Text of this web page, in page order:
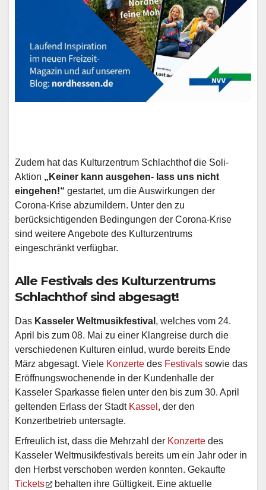
Zudem hat das Kulturzentrum Schlachthof die Soli-
Aktion „Keiner kann ausgehen- lass uns nicht
eingehen!“ gestartet, um die Auswirkungen der
Corona-Krise abzumildern. Unter den zu
berücksichtigenden Bedingungen der Corona-Krise
sind weitere Angebote des Kulturzentrums
eingeschränkt verfügbar.
Alle Festivals des Kulturzentrums
Schlachthof sind abgesagt!
Das Kasseler Weltmusikfestival , welches vom 24.
April bis zum 08. Mai zu einer Klangreise durch die
verschiedenen Kulturen einlud, wurde bereits Ende
März abgesagt. Viele Konzerte des Festivals sowie das
Eröffnungswochenende in der Kundenhalle der
Kasseler Sparkasse fielen unter den bis zum 30. April
geltenden Erlass der Stadt Kassel , der den
Konzertbetrieb untersagte.
Erfreulich ist, dass die Mehrzahl der Konzerte des
Kasseler Weltmusikfestivals bereits um ein Jahr oder in
den Herbst verschoben werden konnten. Gekaufte
Tickets
behalten ihre Gültigkeit. Eine aktuelle